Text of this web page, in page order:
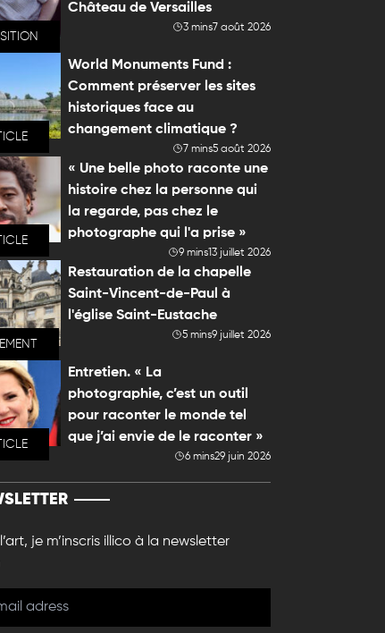
Château de Versailles
3 mins7 août 2026
World Monuments Fund :
Comment préserver les sites
historiques face au
changement climatique ?
7 mins5 août 2026
« Une belle photo raconte une
histoire chez la personne qui
la regarde, pas chez le
photographe qui l'a prise »
9 mins13 juillet 2026
Restauration de la chapelle
Saint-Vincent-de-Paul à
l'église Saint-Eustache
5 mins9 juillet 2026
Entretien. « La
photographie, c’est un outil
pour raconter le monde tel
que j’ai envie de le raconter »
6 mins29 juin 2026
je m’inscris illico à la newsletter